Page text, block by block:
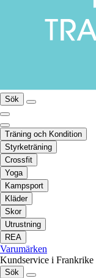
Sök
Träning och Kondition
Styrketräning
Crossfit
Yoga
Kampsport
Kläder
Skor
Utrustning
REA
Varumärken
Kundservice i Frankrike
Sök